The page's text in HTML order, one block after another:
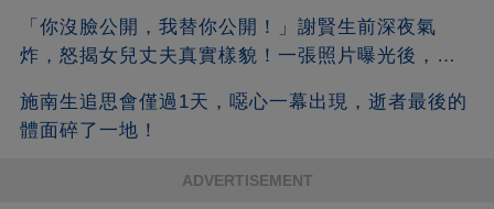
「你沒臉公開，我替你公開！」謝賢生前深夜氣
炸，怒揭女兒丈夫真實樣貌！一張照片曝光後，全
施南生追思會僅過1天，噁心一幕出現，逝者最後的
體面碎了一地！
ADVERTISEMENT